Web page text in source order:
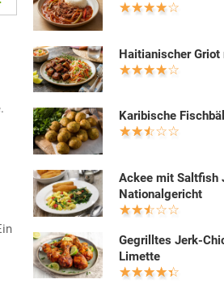
Haitianischer
Karibische
Ackee mit Saltfish
Nationalgericht
Gegrilltes Jerk-
Limette